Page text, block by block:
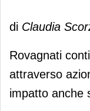
Rovagnati
sistema di
di Claudia
Rovagnati
attraverso
impatto anche